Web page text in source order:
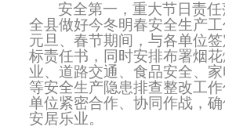
安全第一，重大节日责
全县做好今冬明春安全生产
元旦、春节期间，与各单位签
标责任书，同时安排布署烟
业、道路交通、食品安全、
等安全生产隐患排查整改工
单位紧密合作、协同作战，
安居乐业。